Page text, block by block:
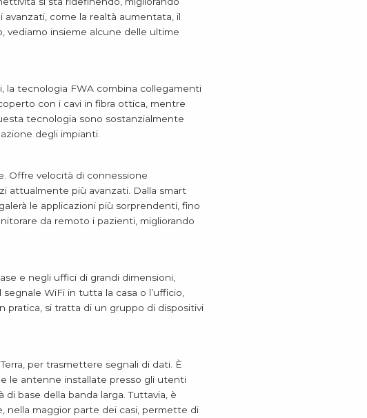
come la realtà aumentata, il
vediamo insieme alcune delle ultime
la tecnologia FWA combina collegamenti
con i cavi in fibra ottica, mentre
tecnologia sono sostanzialmente
degli impianti.
Offre velocità di connessione
attualmente più avanzati. Dalla smart
le applicazioni più sorprendenti, fino
da remoto i pazienti, migliorando
e negli uffici di grandi dimensioni,
WiFi in tutta la casa o l’ufficio,
pratica, si tratta di un gruppo di dispositivi
per trasmettere segnali di dati. È
le antenne installate presso gli utenti
base della banda larga. Tuttavia, è
nella maggior parte dei casi, permette di